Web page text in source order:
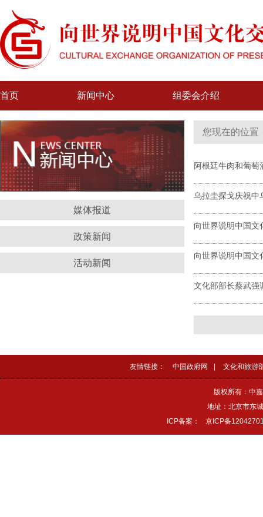
首页 新闻中心 组委会介绍
媒体报道
政策新闻
活动新闻
您现在的位置
阿根廷牛肉和葡
乌拉圭探戈庆祝中
向世界说明中国
向世界说明中国
文化部部长蔡武强
友情链接： 中国政府网 文化和旅游
版权所有：中
地址：北京市东
ICP备案：
京ICP备